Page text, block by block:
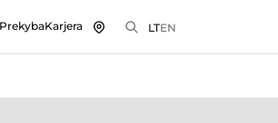
Karjera LTEN